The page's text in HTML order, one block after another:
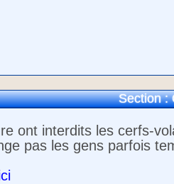
Section :
ont interdits les cerfs-
pas les gens parfois